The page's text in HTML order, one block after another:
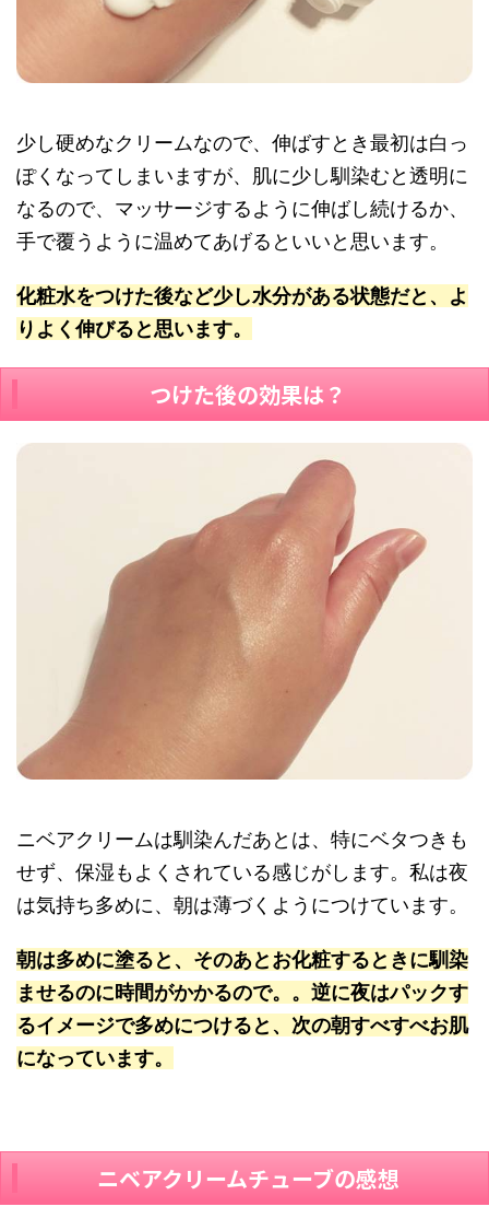
少し硬めなクリームなので、伸ばすとき最初は白っ
ぽくなってしまいますが、肌に少し馴染むと透明に
なるので、マッサージするように伸ばし続けるか、
手で覆うように温めてあげるといいと思います。
化粧水をつけた後など少し水分がある状態だと、よ
りよく伸びると思います。
つけた後の効果は？
ニベアクリームは馴染んだあとは、特にベタつきも
せず、保湿もよくされている感じがします。私は夜
は気持ち多めに、朝は薄づくようにつけています。
朝は多めに塗ると、そのあとお化粧するときに馴染
ませるのに時間がかかるので。。逆に夜はパックす
るイメージで多めにつけると、次の朝すべすべお肌
になっています。
ニベアクリームチューブの感想